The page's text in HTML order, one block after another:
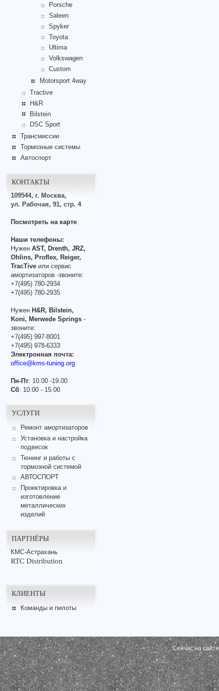
Porsche
Saleen
Spyker
Toyota
Ultima
Volkswagen
Custom
Motorsport 4way
Tractive
H&R
Bilstein
DSC Sport
Трансмиссии
Тормозные системы
Автоспорт
КОНТАКТЫ
109544, г. Москва,
ул. Рабочая, 91, стр. 4
Посмотреть на карте
Наши телефоны:
Нужен AST, Drenth, JRZ,
Ohlins, Proflex, Reiger,
TracTive или сервис
амортизаторов -звоните:
+7(495) 780-2934
+7(495) 780-2935
Нужен H&R, Bilstein,
Koni, Merwede Springs -
звоните:
+7(495) 997-8001
+7(495) 978-6333
Электронная почта:
office@kms-tuning.org
Пн-Пт: 10.00 -19.00
Сб: 10.00 - 15.00
УСЛУГИ
Ремонт амортизаторов
Установка и настройка
подвесок
Тюнинг и работы с
тормозной системой
АВТОСПОРТ
Проектировка и
изготовление
металлических
изделий
ПАРТНЁРЫ
КМС-Астрахань
RTC Distribution
КЛИЕНТЫ
Команды и пилоты
Сейчас на